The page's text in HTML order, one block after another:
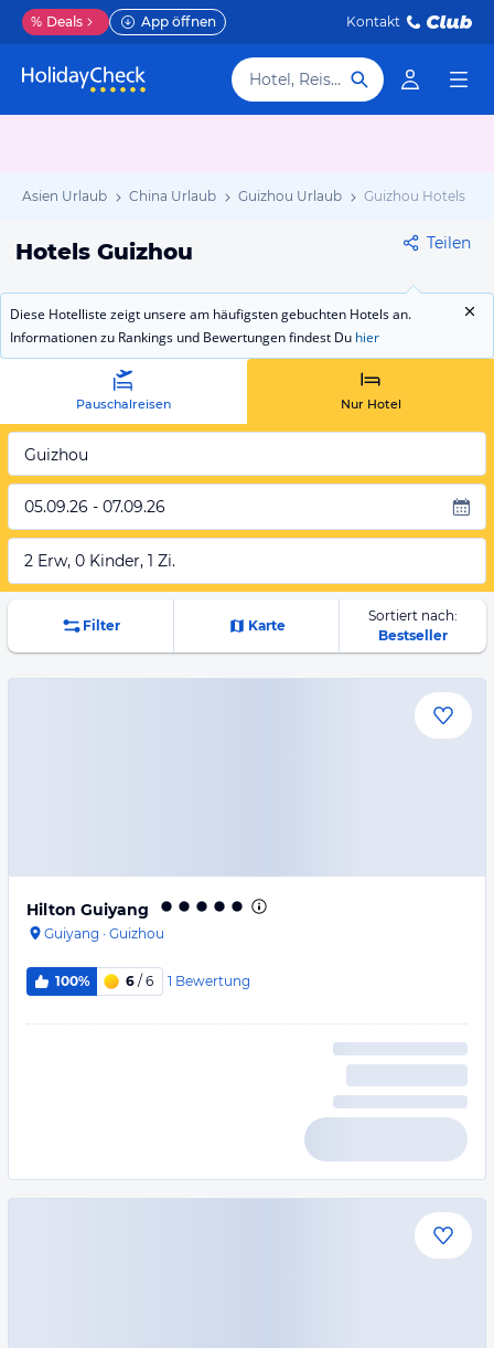
% Deals App öffnen Kontakt
Hotel, Reiseziel
Asien Urlaub China Urlaub Guizhou Urlaub Guizhou Hotels
Hotels Guizhou Teilen
Diese Hotelliste zeigt unsere am häufigsten gebuchten Hotels an.
Informationen zu Rankings und Bewertungen findest Du hier
Pauschalreisen Nur Hotel
Guizhou
05.09.26 - 07.09.26
2 Erw, 0 Kinder, 1 Zi.
Filter Karte
Sortiert nach:
Bestseller
Hilton Guiyang
Guiyang · Guizhou
100% 6 / 6 1 Bewertung